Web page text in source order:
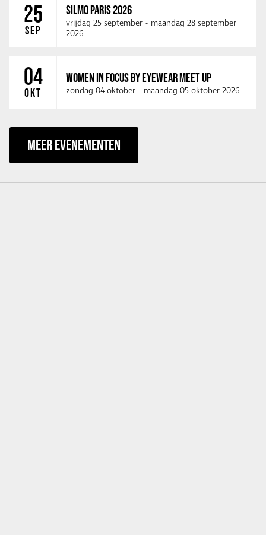
25
SEP
SILMO PARIS 2026
vrijdag 25 september - maandag 28 september
2026
04
OKT
WOMEN IN FOCUS BY EYEWEAR MEET UP
zondag 04 oktober - maandag 05 oktober 2026
MEER EVENEMENTEN